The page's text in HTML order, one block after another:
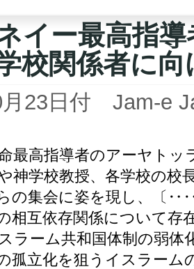
イー最高指
校関係者に
月23日付 Jam-e
最高指導者のアーヤトッ
神学校教授、各学校の校
の集会に姿を現し、〔
相互依存関係について存
ラーム共和国体制の弱体
孤立化を狙うイスラーム